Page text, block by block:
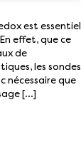
est essentiel
effet, que ce
de
les sondes
nécessaire que
[…]